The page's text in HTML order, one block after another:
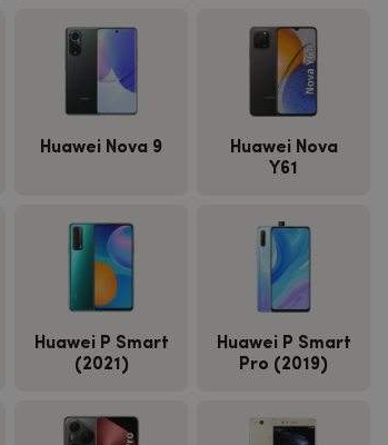
Huawei Nova 9
Huawei Nova
Y61
Huawei P Smart
(2021)
Huawei P Smart
Pro (2019)